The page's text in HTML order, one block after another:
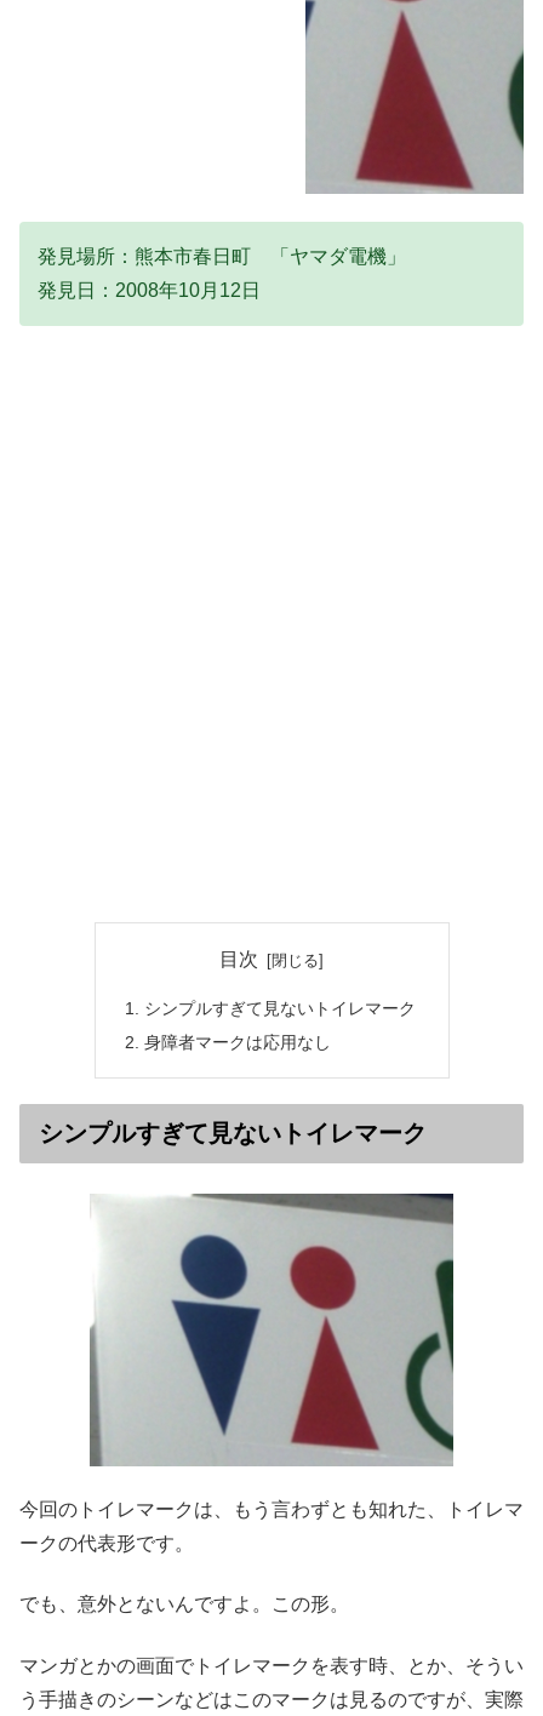
発見場所：熊本市春日町 「ヤマダ電機」
発見日：2008年10月12日
目次
シンプルすぎて見ないトイレマーク
身障者マークは応用なし
シンプルすぎて見ないトイレマーク
今回のトイレマークは、もう言わずとも知れた、トイレマ
ークの代表形です。
でも、意外とないんですよ。この形。
マンガとかの画面でトイレマークを表す時、とか、そうい
う手描きのシーンなどはこのマークは見るのですが、実際